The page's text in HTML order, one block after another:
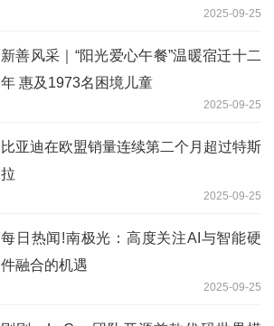
2025-09-25
新善风采｜“阳光爱心午餐”温暖宿迁十二
年 惠及1973名困境儿童
2025-09-25
比亚迪在欧盟销量连续第二个月超过特斯
拉
2025-09-25
每日热闻!南极光：高度关注AI与智能硬
件融合的机遇
2025-09-25